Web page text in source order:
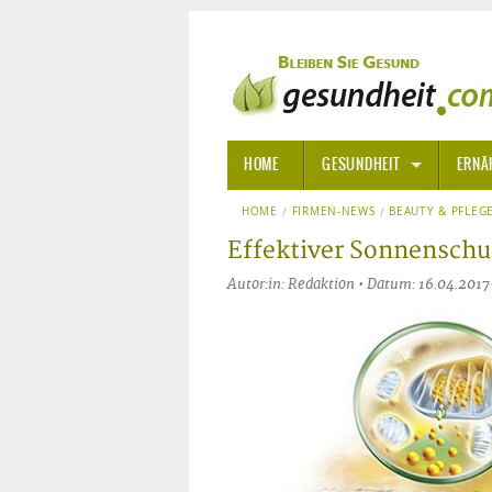
HOME GESUNDHEIT
ALLGEMEINE INFORMATIONEN
ALTERNATIVE HEILWEISEN
ALTERNATIVE MEDIZIN
ARZNEI- UND HEILMITTEL
GIFTSTOFFE
KRANKHEITEN VON A-Z
HOME FIRMEN-NEWS BEAUTY & PFLEGE
Effektiver
Autor:in: Redaktion • Datum: